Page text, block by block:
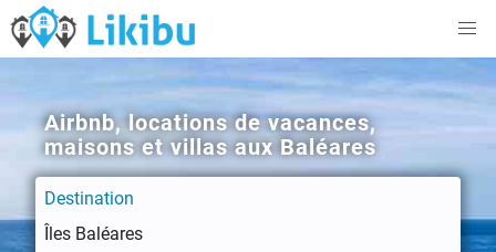
Airbnb, locations de vacances,
maisons et villas aux Baléares
Destination